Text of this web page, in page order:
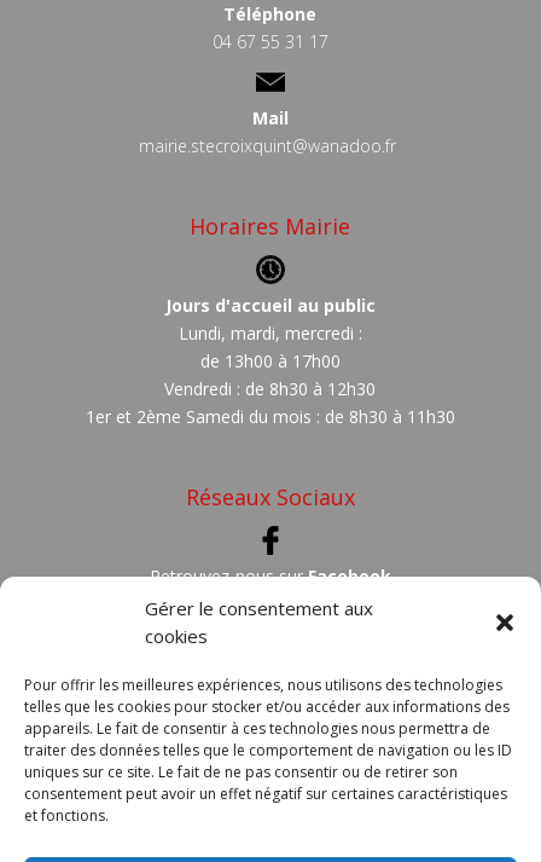
Gérer le consentement aux
cookies
Pour offrir les meilleures expériences, nous utilisons des technologies
telles que les cookies pour stocker et/ou accéder aux informations des
appareils. Le fait de consentir à ces technologies nous permettra de
traiter des données telles que le comportement de navigation ou les ID
uniques sur ce site. Le fait de ne pas consentir ou de retirer son
consentement peut avoir un effet négatif sur certaines caractéristiques
et fonctions.
Téléphone
04 67 55 31 17
Mail
mairie.stecroixquint@wanadoo.fr
Horaires Mairie
Jours d'accueil au public
Lundi, mardi, mercredi :
de 13h00 à 17h00
Vendredi : de 8h30 à 12h30
1er et 2ème Samedi du mois : de 8h30 à 11h30
Réseaux Sociaux
Retrouvez-nous surFacebook
Sainte-Croix-de-Quintillargues sur une carte
Intercommunalité